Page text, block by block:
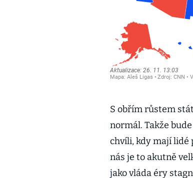
S obřím růstem
normál. Takže
chvíli, kdy mají lidé
nás je to akutně
jako vláda éry